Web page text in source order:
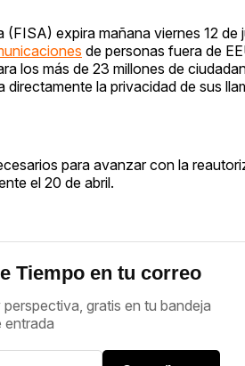
expira mañana viernes 12
de personas fuera de
los más de 23 millones de
la privacidad de sus
para avanzar con la
el 20 de abril.
Tiempo en tu correo
gratis en tu bandeja
entrada